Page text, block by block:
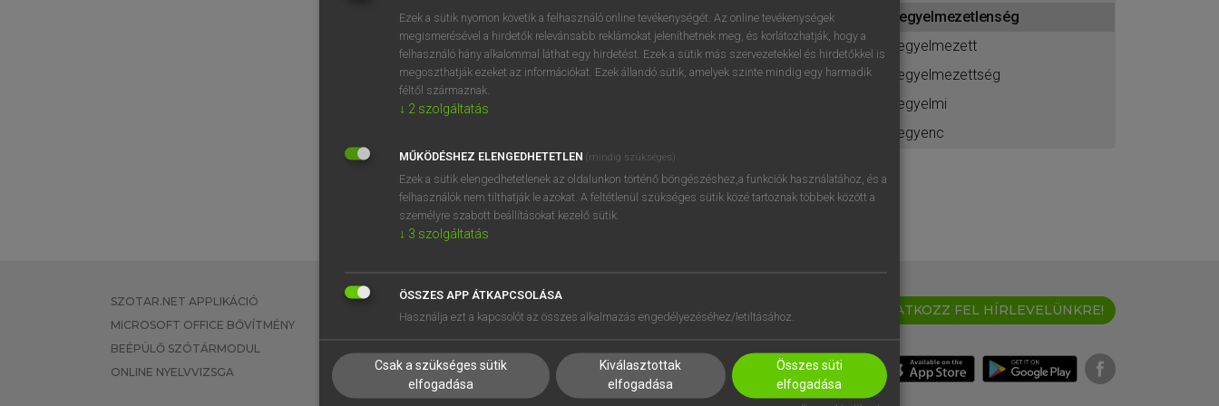
BELÉPÉS
próbaverziójának elindításához
regisztrálok ésbelépek.
REGISZTRÁCIÓ
fegyelmezetlenség
fegyelmezett
fegyelmezettség
fegyelmi
fegyenc
SZOTAR.NET APPLIKÁCIÓ
MICROSOFT OFFICE BŐVÍTMÉNY
BEÉPÜLŐ SZÓTÁRMODUL
ONLINE NYELVVIZSGA
EGYÉNI FELHASZNÁLÓKNAK
TANULÓKNAK
VÁLLALATI MEGOLDÁSOK
SÚGÓ
RÓLUNK
SÜTI BEÁLLÍTÁSOK
IRATKOZZ FEL HÍRLEVELÜNKRE!
Ezek a sütik nyomon követik a felhasználó online tevékenységét. Az online tevékenységek
megismerésével a hirdetők relevánsabb reklámokat jeleníthetnek meg, és korlátozhatják, hogy a
felhasználó hány alkalommal láthat egy hirdetést. Ezek a sütik más szervezetekkel és hirdetőkkel is
megoszthatják ezeket az információkat. Ezek állandó sütik, amelyek szinte mindig egy harmadik
féltől származnak.
↓ 2 szolgáltatás
MŰKÖDÉSHEZ ELENGEDHETETLEN (mindig szükséges)
Ezek a sütik elengedhetetlenek az oldalunkon történő böngészéshez,a funkciók használatához, és a
felhasználók nem tilthatják le azokat. A feltétlenül szükséges sütik közé tartoznak többek között a
személyre szabott beállításokat kezelő sütik.
↓ 3 szolgáltatás
ÖSSZES APP ÁTKAPCSOLÁSA
Használja ezt a kapcsolót az összes alkalmazás engedélyezéséhez/letiltásához.
Csak a szükséges sütik
elfogadása
Kiválasztottak
elfogadása
Összes süti
elfogadása